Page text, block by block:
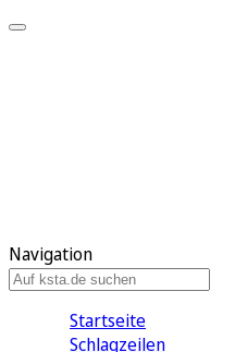
Navigation
Startseite
Schlagzeilen